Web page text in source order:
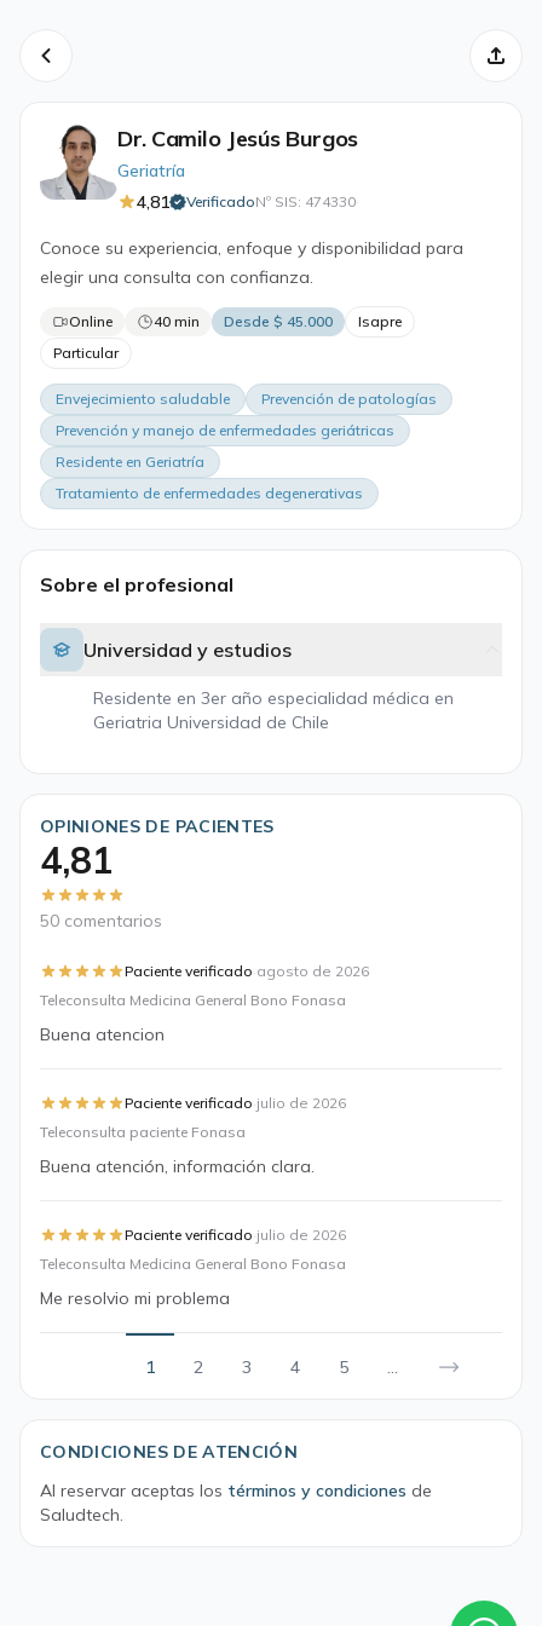
Dr. Camilo Jesús Burgos
Geriatría
4,81
VerificadoNº SIS: 474330·
Conoce su experiencia, enfoque y disponibilidad para
elegir una consulta con confianza.
Online 40 min Desde $ 45.000
Isapre
Particular
Envejecimiento saludable
Prevención de patologías
Prevención y manejo de enfermedades geriátricas
Residente en Geriatría
Tratamiento de enfermedades degenerativas
Sobre el profesional
Universidad y estudios
Residente en 3er año especialidad médica en
Geriatria Universidad de Chile
OPINIONES DE PACIENTES
4,81
50 comentarios
Paciente verificado·agosto de 2026
Teleconsulta Medicina General Bono Fonasa
Buena atencion
Paciente verificado·julio de 2026
Teleconsulta paciente Fonasa
Buena atención, información clara.
Paciente verificado·julio de 2026
Teleconsulta Medicina General Bono Fonasa
Me resolvio mi problema
1 2 3 4 5 ...
CONDICIONES DE ATENCIÓN
Al reservar aceptas los términos y condiciones de
Saludtech.